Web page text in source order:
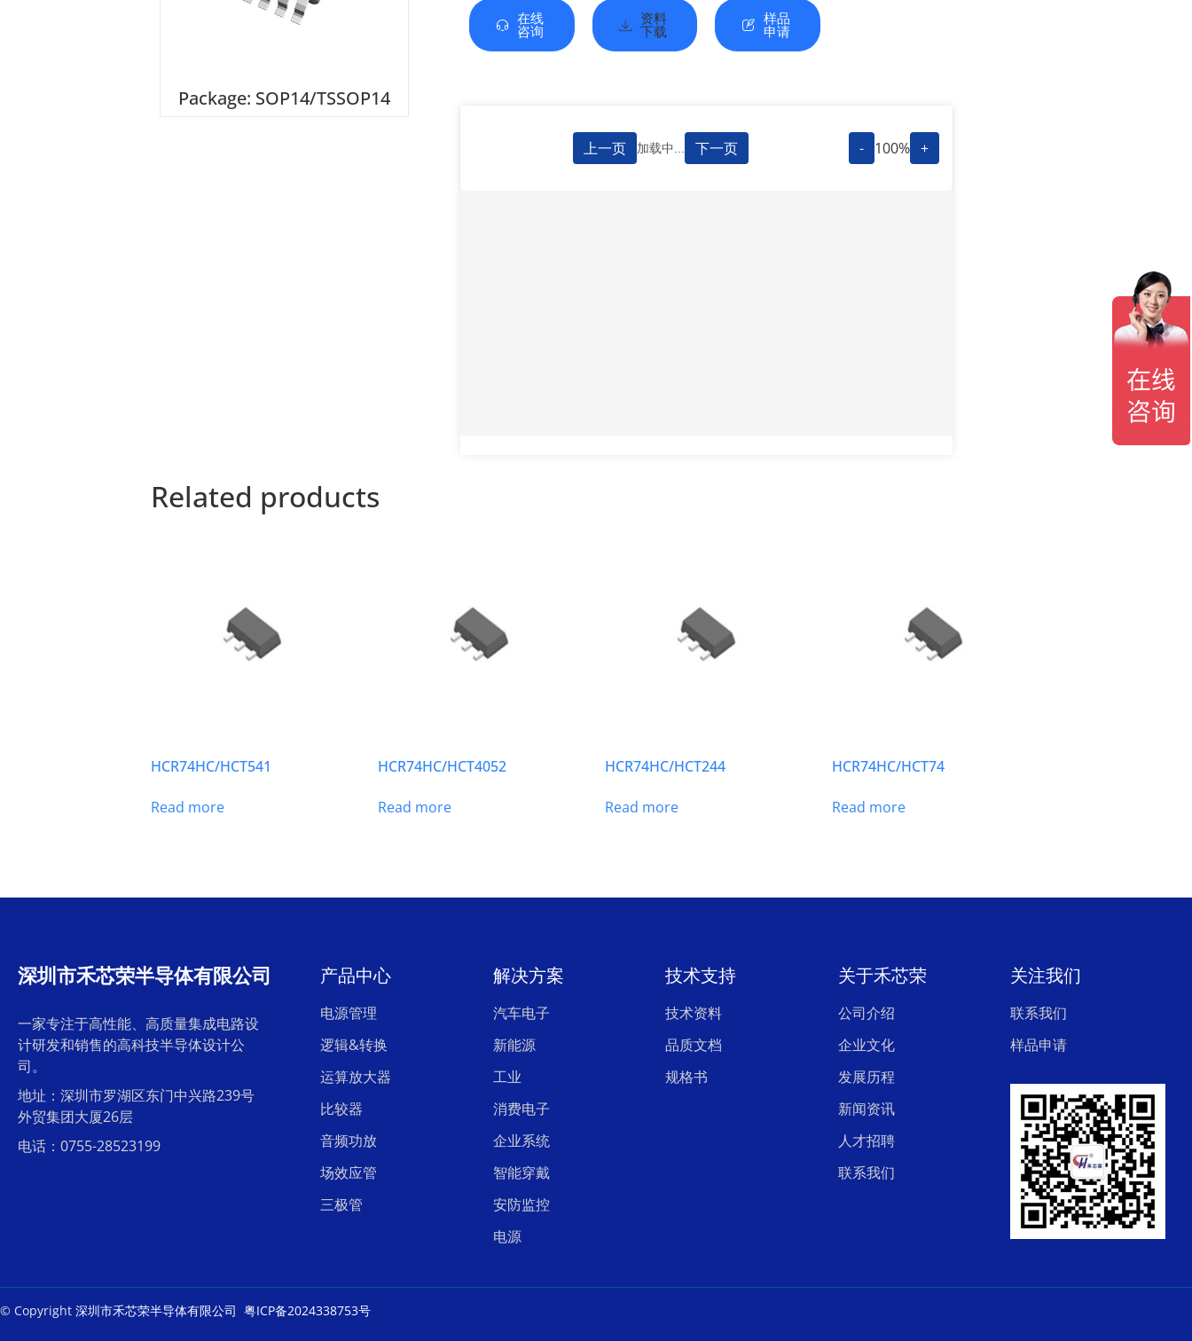
Package: SOP14/TSSOP14
在线
咨询
资料
下载
样品
申请
上一页 加载中... 下一页 - 100% +
Related products
HCR74HC/HCT541
Read more
HCR74HC/HCT4052
Read more
HCR74HC/HCT244
Read more
HCR74HC/HCT74
Read more
深圳市禾芯荣半导体有限公司
一家专注于高性能、高质量集成电路设
计研发和销售的高科技半导体设计公
司。
地址：深圳市罗湖区东门中兴路239号
外贸集团大厦26层
电话：0755-28523199
产品中心
电源管理
逻辑&转换
运算放大器
比较器
音频功放
场效应管
三极管
解决方案
汽车电子
新能源
工业
消费电子
企业系统
智能穿戴
安防监控
电源
技术支持
技术资料
品质文档
规格书
关于禾芯荣
公司介绍
企业文化
发展历程
新闻资讯
人才招聘
联系我们
关注我们
联系我们
样品申请
© Copyright 深圳市禾芯荣半导体有限公司 粤ICP备2024338753号